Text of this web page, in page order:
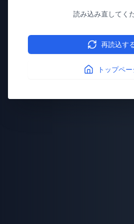
読み込み直してく
再読込す
トップペー